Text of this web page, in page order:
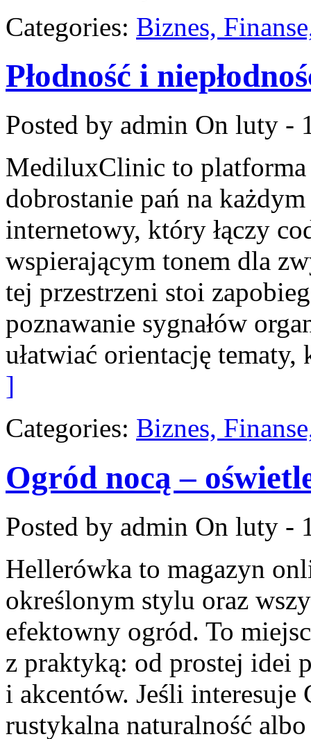
Categories: Biznes,
Płodność i
Posted by admin On luty -
MediluxClinic to platforma
dobrostanie pań na
internetowy, który łączy
wspierającym tonem dla
tej przestrzeni stoi
poznawanie sygnałów
ułatwiać orientację tematy,
]
Categories: Biznes,
Ogród nocą –
Posted by admin On luty -
Hellerówka to magazyn
określonym stylu oraz
efektowny ogród. To
z praktyką: od prostej idei
i akcentów. Jeśli interesuje
rustykalna naturalność